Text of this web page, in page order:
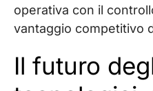
operativa con il
vantaggio competitivo
Il futuro